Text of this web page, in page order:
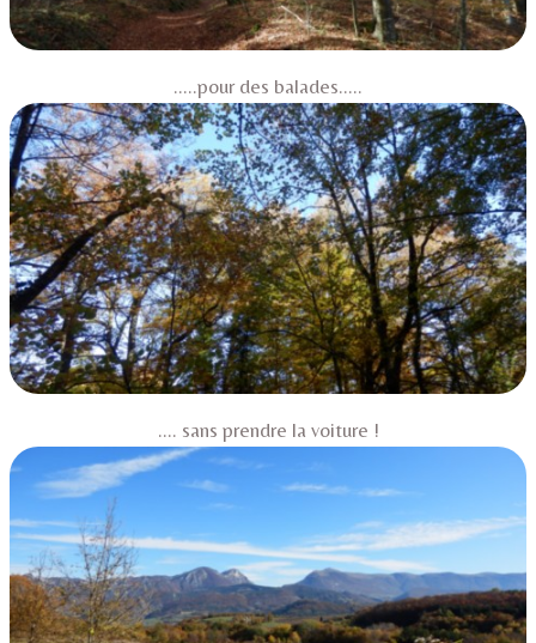
.....pour des balades.....
.... sans prendre la voiture !